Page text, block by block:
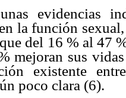
evidencias
la función
del 16 % al 47
mejoran sus
existente
poco clara (6).